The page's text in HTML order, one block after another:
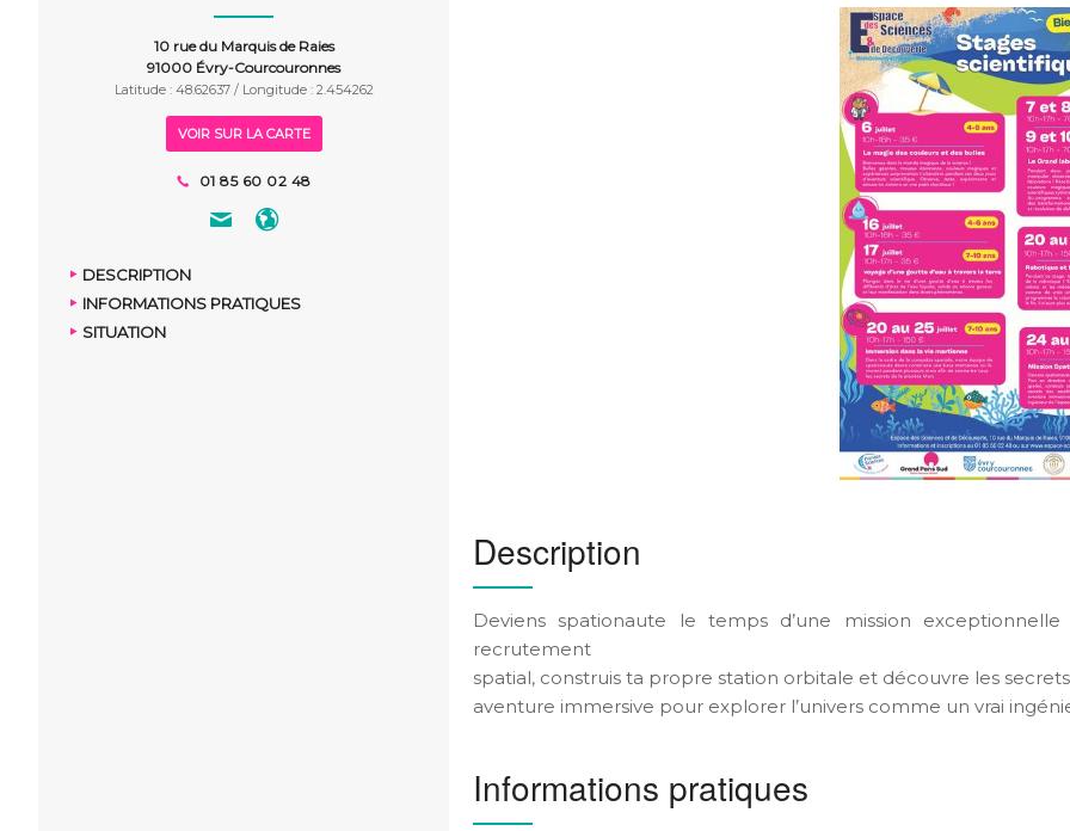
10 rue du Marquis de Raies
91000 Évry-Courcouronnes
Latitude : 48.62637 / Longitude : 2.454262
VOIR SUR LA CARTE
01 85 60 02 48
DESCRIPTION
INFORMATIONS PRATIQUES
SITUATION
Description
Deviens spationaute le temps d’une mission
recrutement
spatial, construis ta propre station orbitale et découvre les
aventure immersive pour explorer l’univers comme un vrai
Informations pratiques